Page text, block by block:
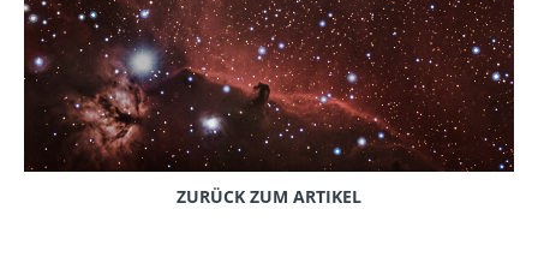
ZURÜCK ZUM ARTIKEL